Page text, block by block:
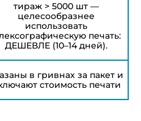
тираж > 5000 шт —
целесообразнее
использовать
печать:
ДЕШЕВЛЕ (10–14 дней).
в гривнах за пакет и
стоимость печати